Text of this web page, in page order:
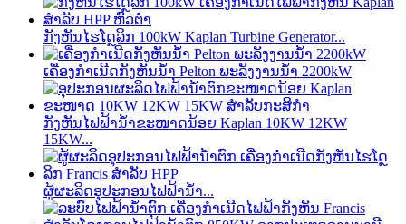
ກັງຫັນໄຮໂດຼລິກ 100kW Kaplan Turbine Generator...
ເຄື່ອງກຳເນີດກັງຫັນນ້ຳ Pelton ພະລັງງານນ້ຳ 2200kW
ກັງຫັນໄຟຟ້ານ້ຳຂະໜາດນ້ອຍ Kaplan 10KW 12KW
15KW...
ຜູ້ຜະລິດອຸປະກອນໄຟຟ້ານໍ້າ...